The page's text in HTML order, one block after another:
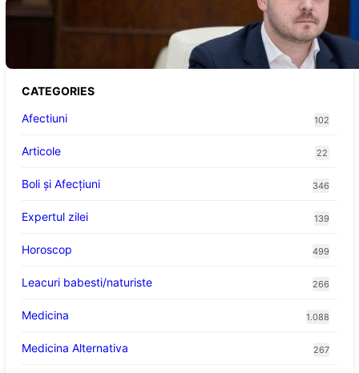
Impactul Tăierii Energetice asupra Producției
de Medicamente: Avertismentul lui
Alexandru Rogobete către Guvernul
CATEGORIES
Afectiuni
102
Articole 22
Boli și Afecțiuni 346
Expertul zilei 139
Horoscop 499
Leacuri babesti/naturiste 266
Medicina 1.088
Medicina Alternativa 267